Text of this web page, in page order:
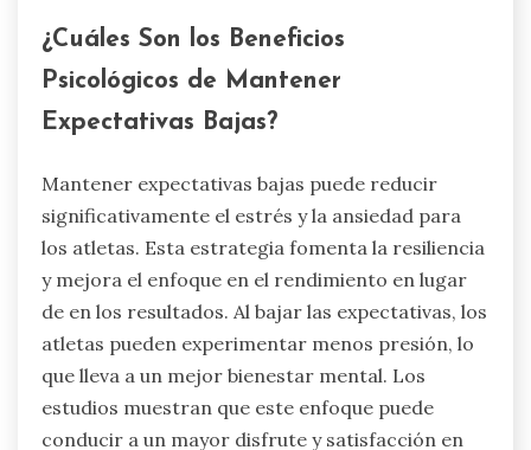
¿Cuáles Son los Beneficios
Psicológicos de Mantener
Expectativas Bajas?
Mantener expectativas bajas puede reducir
significativamente el estrés y la ansiedad para
los atletas. Esta estrategia fomenta la resiliencia
y mejora el enfoque en el rendimiento en lugar
de en los resultados. Al bajar las expectativas, los
atletas pueden experimentar menos presión, lo
que lleva a un mejor bienestar mental. Los
estudios muestran que este enfoque puede
conducir a un mayor disfrute y satisfacción en